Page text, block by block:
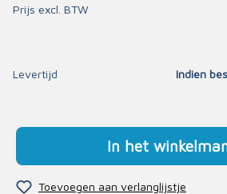
Prijs excl. BTW
Levertijd
Indien
In het
Toevoegen aan verlanglijstje